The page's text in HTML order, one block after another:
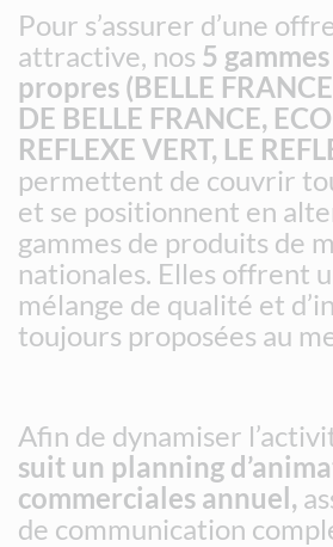
Pour s’assurer d’une
attractive, nos 5
propres (BELLE
DE BELLE FRANCE,
REFLEXE VERT, LE
permettent de couvrir
et se positionnent en
gammes de produits de
nationales. Elles offrent
mélange de qualité et
toujours proposées au
Afin de dynamiser
suit un planning
commerciales annuel,
de communication